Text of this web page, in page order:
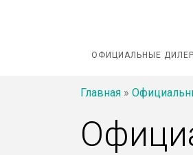
ОФИЦИАЛЬНЫЕ
Главная »